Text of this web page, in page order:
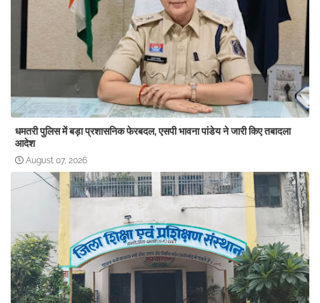
धमतरी पुलिस में बड़ा प्रशासनिक फेरबदल, एसपी भावना पांडेय ने जारी किए तबादला
आदेश
August 07, 2026